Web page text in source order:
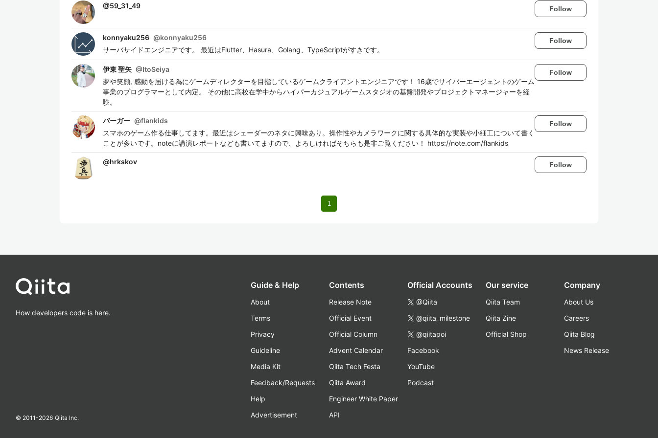
@59_31_49 Follow
konnyaku256 @konnyaku256
サーバサイドエンジニアです。 最近はFlutter、Hasura、Golang、TypeScriptがすきです。
Follow
伊東 聖矢 @ItoSeiya
夢や笑顔, 感動を届ける為にゲームディレクターを目指しているゲームクライアントエンジニアです！ 16歳でサイバーエージェントのゲーム
事業のプログラマーとして内定。 その他に高校在学中からハイパーカジュアルゲームスタジオの基盤開発やプロジェクトマネージャーを経
験。
Follow
バーガー @flankids
スマホのゲーム作る仕事してます。最近はシェーダーのネタに興味あり。操作性やカメラワークに関する具体的な実装や小細工について書く
ことが多いです。noteに講演レポートなども書いてますので、よろしければそちらも是非ご覧ください！ https://note.com/flankids
Follow
@hrkskov Follow
1
How developers code is here.
© 2011-2026 Qiita Inc.
Guide & Help
About
Terms
Privacy
Guideline
Media Kit
Feedback/Requests
Help
Advertisement
Contents
Release Note
Official Event
Official Column
Advent Calendar
Qiita Tech Festa
Qiita Award
Engineer White Paper
API
Official Accounts
@Qiita
@qiita_milestone
@qiitapoi
Facebook
YouTube
Podcast
Our service
Qiita Team
Qiita Zine
Official Shop
Company
About Us
Careers
Qiita Blog
News Release